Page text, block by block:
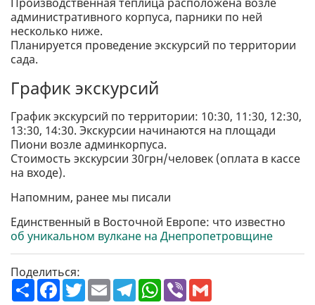
Производственная теплица расположена возле
административного корпуса, парники по ней
несколько ниже.
Планируется проведение экскурсий по территории
сада.
График экскурсий
График экскурсий по территории: 10:30, 11:30, 12:30,
13:30, 14:30. Экскурсии начинаются на площади
Пиони возле админкорпуса.
Стоимость экскурсии 30грн/человек (оплата в кассе
на входе).
Напомним, ранее мы писали
Единственный в Восточной Европе: что известно
об уникальном вулкане на Днепропетровщине
Поделиться:
П
о
F
a
T
w
E
m
T
e
W
h
V